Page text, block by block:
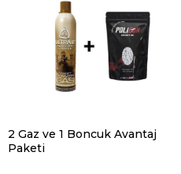
2 Gaz ve 1 Boncuk Avantaj
Paketi